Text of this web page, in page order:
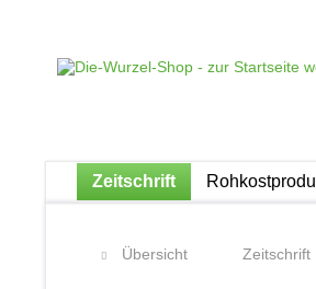
Zeitschrift
Übersicht Zeitschrift